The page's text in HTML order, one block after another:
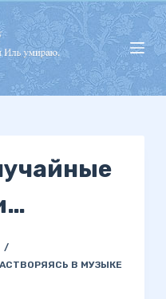
В МУЗЫКЕ